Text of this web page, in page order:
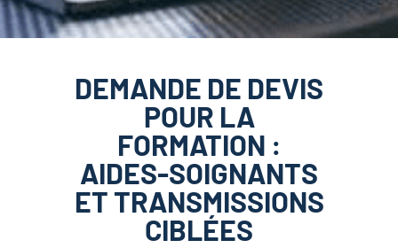
DEMANDE DE DEVIS
POUR LA
FORMATION :
AIDES-SOIGNANTS
ET TRANSMISSIONS
CIBLÉES